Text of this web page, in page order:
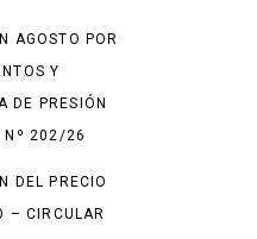
AGOSTO POR
Y
DE PRESIÓN
Nº 202/26
DEL PRECIO
– CIRCULAR